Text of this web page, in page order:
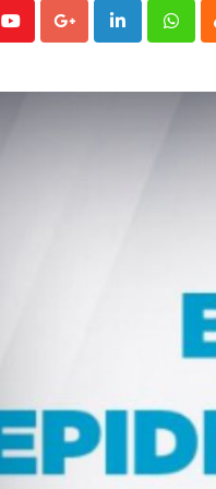
YoutubeGoogle+LinkedIn